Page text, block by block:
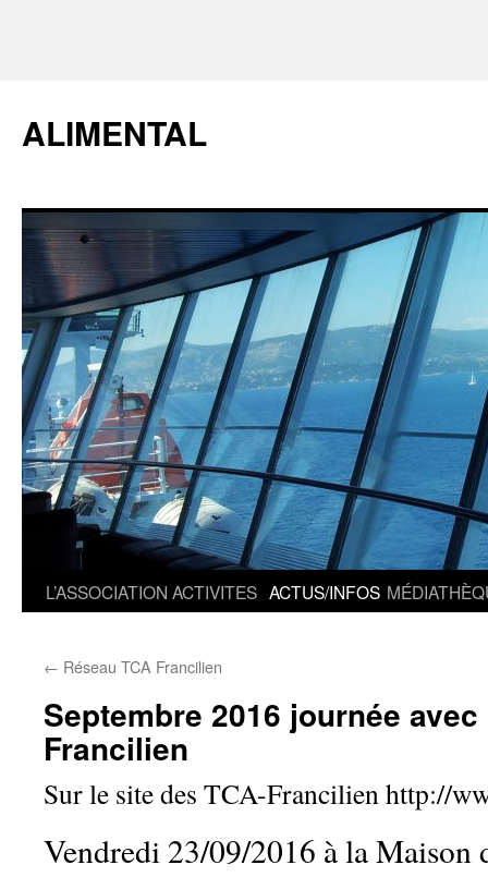
ALIMENTAL
L’ASSOCIATION ACTIVITES ACTUS/INFOS
← Réseau TCA Francilien
Septembre 2016 journée
Francilien
Sur le site des TCA-Francilien http://
Vendredi 23/09/2016 à la Maison